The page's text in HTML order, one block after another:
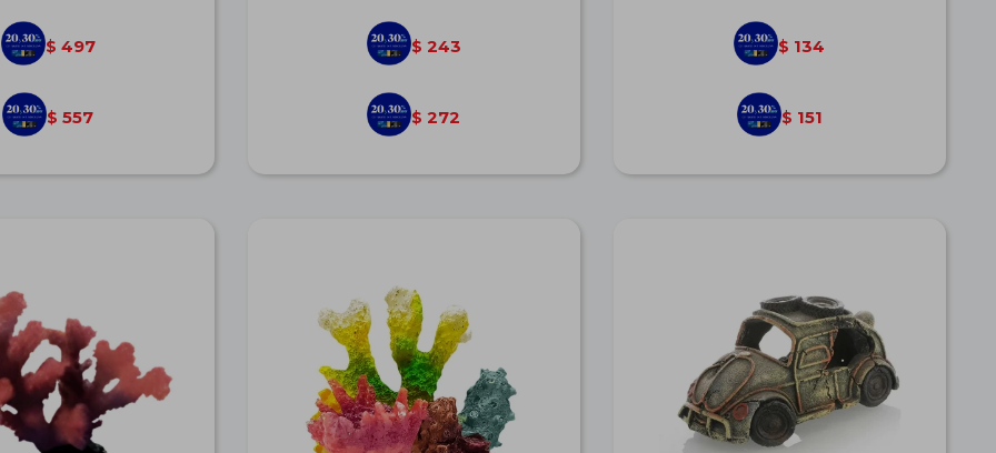
$ 497
$ 557
$ 243
$ 272
$ 134
$ 151